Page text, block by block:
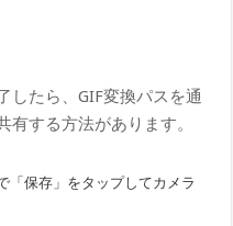
したら、GIF変換パスを通
有する方法があります。
「保存」をタップしてカメラ